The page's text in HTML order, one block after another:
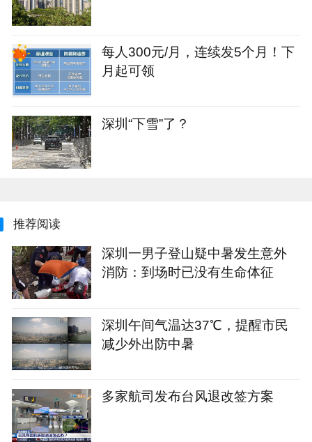
每人300元/月，连续发5个月！下
月起可领
深圳“下雪”了？
推荐阅读
深圳一男子登山疑中暑发生意外
消防：到场时已没有生命体征
深圳午间气温达37℃，提醒市民
减少外出防中暑
多家航司发布台风退改签方案